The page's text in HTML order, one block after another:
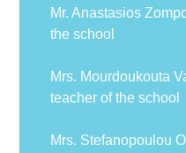
Mr. Anastasios
the school
Mrs. Mourdoukouta
teacher of the school
Mrs. Stefanopoulou